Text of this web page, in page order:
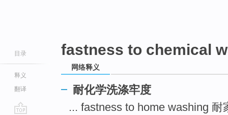
目录
释义
翻译
fastness to chemical
网络释义
耐化学洗涤牢度
... fastness to home washing